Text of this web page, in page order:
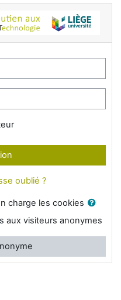
Liège: Connexion
oublié ?
charge les cookies
aux visiteurs anonymes